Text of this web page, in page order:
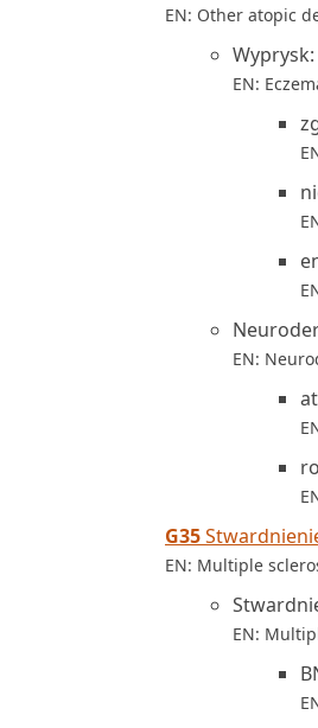
EN: Other atopic
Wyprysk:
EN:
EN:
G35
EN: Multiple
EN: